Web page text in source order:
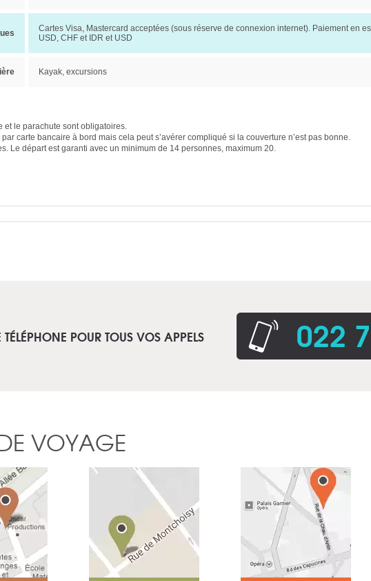
Cartes Visa, Mastercard acceptées (sous réserve de connexion internet). Paiement en
USD, CHF et IDR et USD
Kayak, excursions
et le parachute sont obligatoires.
par carte bancaire à bord mais cela peut s’avérer compliqué si la couverture n’est pas bonne.
Le départ est garanti avec un minimum de 14 personnes, maximum 20.
POUR TOUS VOS APPELS 022
VOYAGE